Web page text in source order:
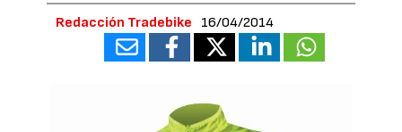
Redacción Tradebike 16/04/2014